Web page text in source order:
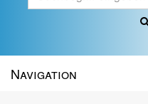
Navigation